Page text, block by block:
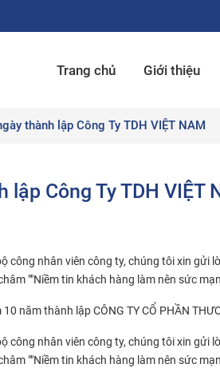
Trang chủ Giới thiệu
thành lập Công Ty TDH VIỆT NAM
lập Công Ty TDH VIỆT
công nhân viên công ty, chúng tôi xin
""Niềm tin khách hàng làm nên sức
năm thành lập CÔNG TY CỔ PHẦN
công nhân viên công ty, chúng tôi xin
""Niềm tin khách hàng làm nên sức